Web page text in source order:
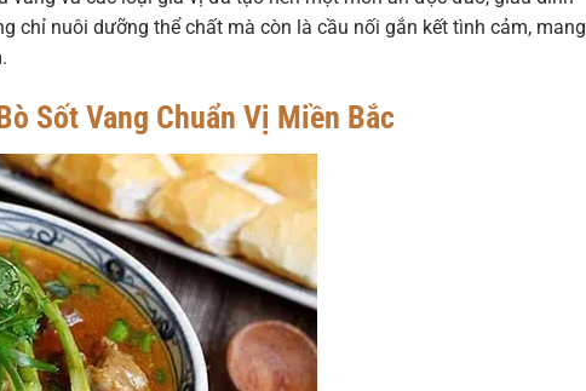
chỉ nuôi dưỡng thể chất mà còn là cầu nối gắn kết tình cảm, mang
Sốt Vang Chuẩn Vị Miền Bắc